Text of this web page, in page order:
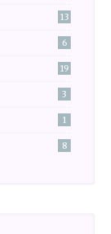
13
6
19
3
1
8